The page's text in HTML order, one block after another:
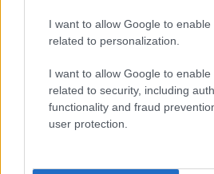
I want to allow Google to enable
related to personalization.
I want to allow Google to enable
related to security, including
functionality and fraud
user protection.
További hírek
LEGOLVASOTTABBAK
UI 9 frissítésből – itt a lista az